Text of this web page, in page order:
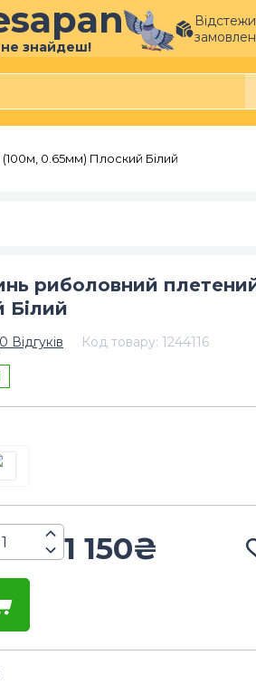
знайдеш!
0.65мм) Плоский Білий
риболовний
Білий
0 Відгуків Код товару: 1244116
1 150₴